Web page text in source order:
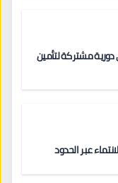
دورية مشتركة لتأمين
عبر الحدود